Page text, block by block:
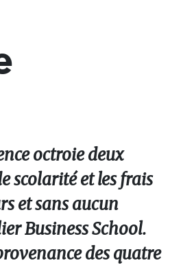
octroie deux
scolarité et les frais
et sans aucun
Business School.
des quatre